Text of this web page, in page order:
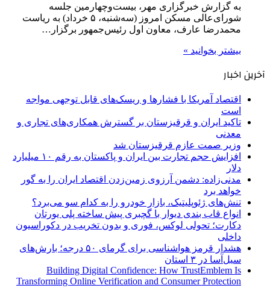
به گزارش خبرگزاری مهر، بیست‌وچهارمین جلسه
شورای‌عالی مسکن امروز (سه‌شنبه، ۵ خرداد) به ریاست
محمدرضا عارف، معاون اول رئیس‌جمهور برگزار…
بیشتر بخوانید »
آخرین اخبار
اقتصاد آمریکا با فشارها و ریسک‌های قابل توجهی مواجه
است
تاکید ایران و قرقیزستان بر گسترش همکاری‌های تجاری و
معدنی
وزیر صمت عازم قرقیزستان شد
افزایش حجم تجارت بین ایران و پاکستان به رقم ۱۰ میلیارد
دلار
مدنی‌زاده: دشمن آرزوی زمین‌زدن اقتصاد ایران را به گور
خواهد برد
تنش‌های ژئوپلیتیک، بازار خودرو را به کدام سو می‌برد؟
انواع قاب بندی دیوار با گچبری پیش ساخته پلی یورتان
دکارت؛ تحولی لوکس، فوری و بدون تخریب در دکوراسیون
داخلی
هشدار قرمز هواشناسی برای گرمای ۵۰ درجه؛ بارش‌های
سیل‌آسا در ۳ استان
Building Digital Confidence: How TrustEmblem Is
Transforming Online Verification and Consumer Protection